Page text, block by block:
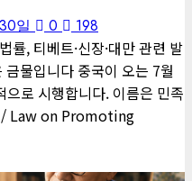
일 0 198
률, 티베트·신장·대만 관련 발
물입니다 중국이 오는 7월
로 시행합니다. 이름은 민족
/ Law on Promoting